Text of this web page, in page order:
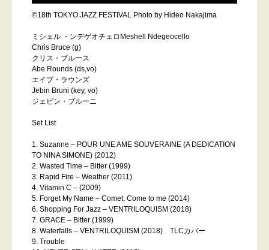
©18th TOKYO JAZZ FESTIVAL Photo by Hideo Nakajima
ミシェル ・ンデゲオチェロMeshell Ndegeocello
Chris Bruce (g)
クリス・ブルース
Abe Rounds (ds,vo)
エイブ・ラウンズ
Jebin Bruni (key, vo)
ジェビン・ブルーニ
Set List
1. Suzanne – POUR UNE AME SOUVERAINE (A DEDICATION
TO NINA SIMONE) (2012)
2. Wasted Time – Bitter (1999)
3. Rapid Fire – Weather (2011)
4. Vitamin C – (2009)
5. Forget My Name – Comet, Come to me (2014)
6. Shopping For Jazz – VENTRILOQUISM (2018)
7. GRACE – Bitter (1999)
8. Waterfalls – VENTRILOQUISM (2018) TLCカバー
9. Trouble